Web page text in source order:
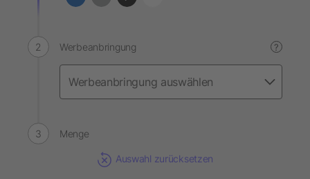
Werbeanbringung ?
Menge
Auswahl zurücksetzen